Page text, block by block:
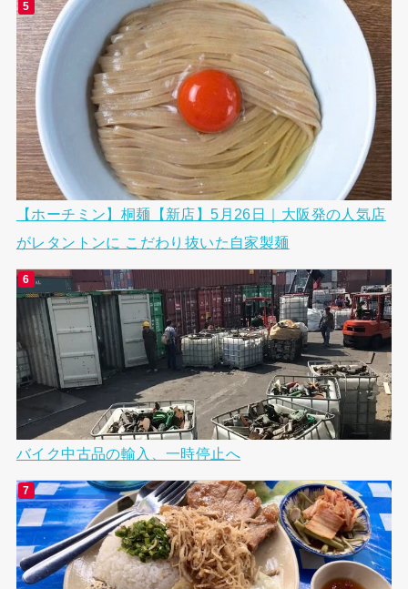
【ホーチミン】桐麺【新店】5月26日｜大阪発の人気店
がレタントンに こだわり抜いた自家製麺
バイク中古品の輸入、一時停止へ